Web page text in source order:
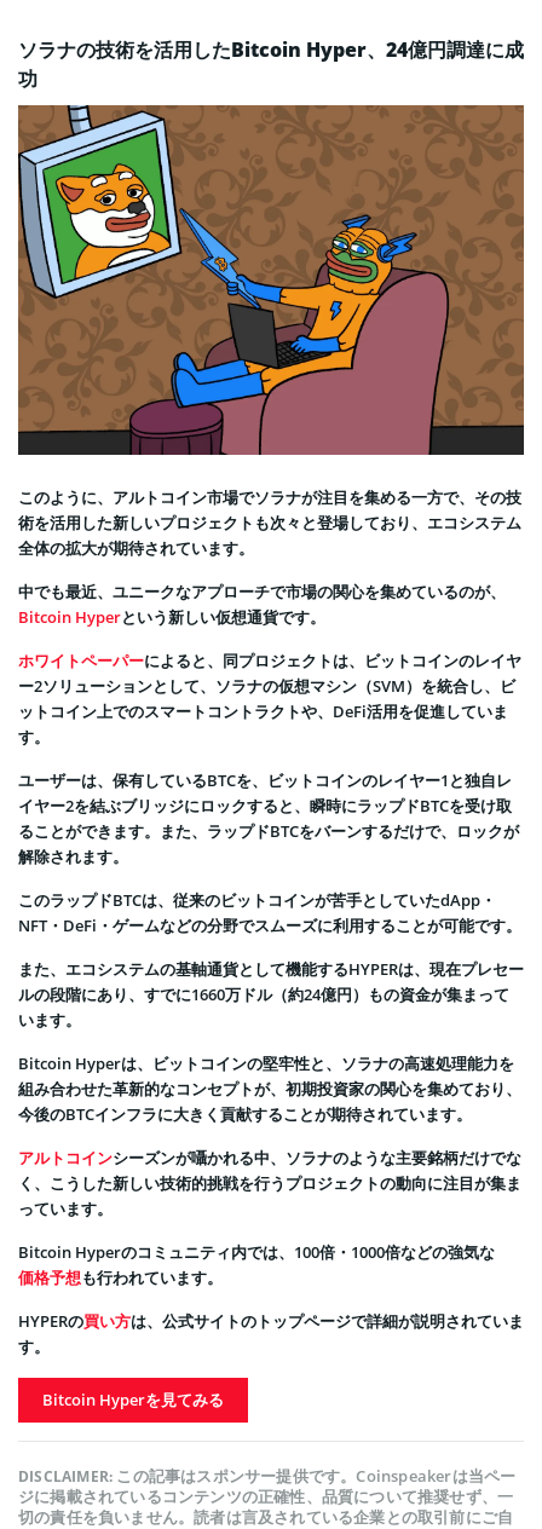
ソラナの技術を活用したBitcoin Hyper、24億円調達に成
功
このように、アルトコイン市場でソラナが注目を集める一方で、その技
術を活用した新しいプロジェクトも次々と登場しており、エコシステム
全体の拡大が期待されています。
中でも最近、ユニークなアプローチで市場の関心を集めているのが、
Bitcoin Hyperという新しい仮想通貨です。
ホワイトペーパーによると、同プロジェクトは、ビットコインのレイヤ
ー2ソリューションとして、ソラナの仮想マシン（SVM）を統合し、ビ
ットコイン上でのスマートコントラクトや、DeFi活用を促進していま
す。
ユーザーは、保有しているBTCを、ビットコインのレイヤー1と独自レ
イヤー2を結ぶブリッジにロックすると、瞬時にラップドBTCを受け取
ることができます。また、ラップドBTCをバーンするだけで、ロックが
解除されます。
このラップドBTCは、従来のビットコインが苦手としていたdApp・
NFT・DeFi・ゲームなどの分野でスムーズに利用することが可能です。
また、エコシステムの基軸通貨として機能するHYPERは、現在プレセー
ルの段階にあり、すでに1660万ドル（約24億円）もの資金が集まって
います。
Bitcoin Hyperは、ビットコインの堅牢性と、ソラナの高速処理能力を
組み合わせた革新的なコンセプトが、初期投資家の関心を集めており、
今後のBTCインフラに大きく貢献することが期待されています。
アルトコインシーズンが囁かれる中、ソラナのような主要銘柄だけでな
く、こうした新しい技術的挑戦を行うプロジェクトの動向に注目が集ま
っています。
Bitcoin Hyperのコミュニティ内では、100倍・1000倍などの強気な
価格予想も行われています。
HYPERの買い方は、公式サイトのトップページで詳細が説明されていま
す。
Bitcoin Hyperを見てみる
DISCLAIMER: この記事はスポンサー提供です。Coinspeakerは当ペー
ジに掲載されているコンテンツの正確性、品質について推奨せず、一
切の責任を負いません。読者は言及されている企業との取引前にご自